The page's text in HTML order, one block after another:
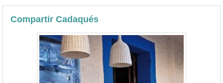
Compartir Cadaqués